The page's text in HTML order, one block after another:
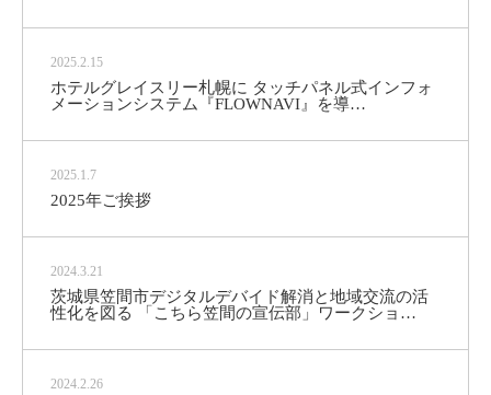
2025.2.15
ホテルグレイスリー札幌に タッチパネル式インフォ
メーションシステム『FLOWNAVI』を導…
2025.1.7
2025年ご挨拶
2024.3.21
茨城県笠間市デジタルデバイド解消と地域交流の活
性化を図る 「こちら笠間の宣伝部」ワークショ…
2024.2.26